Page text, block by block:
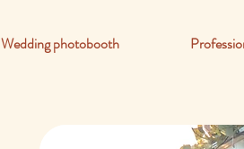
Wedding photobooth